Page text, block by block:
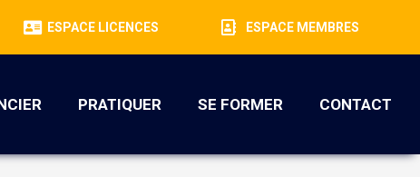
ESPACE LICENCES ESPACE MEMBRES
PRATIQUER SE FORMER CONTACT